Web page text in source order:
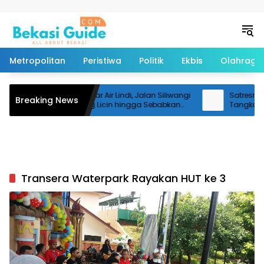
Metropolitan Peristiwa Politik Ekbis Olahraga
Breaking News
Diduga Terpapar Air Lindi, Jalan Siliwangi
Bantargebang Licin hingga Sebabkan
Pemotor Terjatuh
Tangkap
Transera Waterpark Rayakan HUT ke 3